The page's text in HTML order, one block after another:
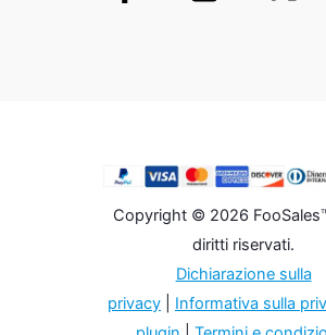
Copyright © 2026
diritti riservati.
Dichiarazione sulla
privacy
Informativa sulla